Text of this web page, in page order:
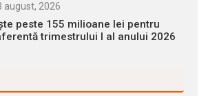
august, 2026
peste 155 milioane lei pentru
trimestrului I al anului 2026